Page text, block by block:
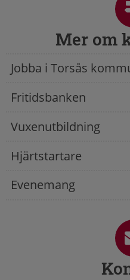
Mer om
Jobba i Torsås
Fritidsbanken
Vuxenutbildning
Hjärtstartare
Evenemang